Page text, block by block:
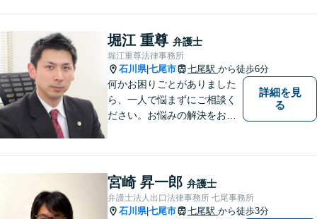
ますので、ぜひ一度ご相談く
ださい。【JR「砺波駅」10
分】
堀江 重尊 弁護士
堀江重尊法律事務所
石川県|七尾市 七尾駅 から徒歩6分
何かお困りごとがありました
ら、一人で悩まずにご相談く
ださい。お悩みの解決をお手
詳細を見
る
宮崎 昇一郎 弁護士
弁護士法人出口法律事務所 七尾事務所
石川県|七尾市 七尾駅 から徒歩3分